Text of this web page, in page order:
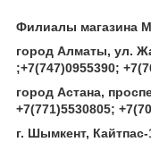
Филиалы магазина
город Алматы, ул.
;+7(747)0955390;
город Астана,
+7(771)5530805;
г. Шымкент,